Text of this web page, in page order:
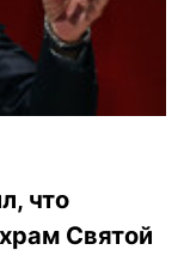
что
Святой